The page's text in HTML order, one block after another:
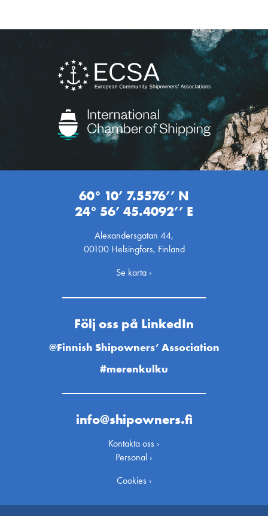
60° 10’ 7.5576’’ N
24° 56’ 45.4092’’ E
Alexandersgatan 44,
00100 Helsingfors, Finland
Se karta ›
Följ oss på LinkedIn
@Finnish Shipowners’ Association
#merenkulku
info@shipowners.fi
Kontakta oss ›
Personal ›
Cookies ›